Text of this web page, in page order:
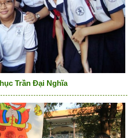
Trần Đại Nghĩa